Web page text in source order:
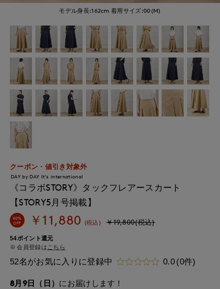
モデル身長:162cm 着用サイズ:00(M)
クーポン・値引き対象外
DAY by DAY It's international
《コラボSTORY》タックフレアースカート
【STORY5月号掲載】
40%
OFF
￥11,880 (税込) ￥19,800(税込)
54ポイント還元
会員登録はこちら
52名がお気に入りに登録中 0.0 (0件)
8月9日（日） にお届けします！